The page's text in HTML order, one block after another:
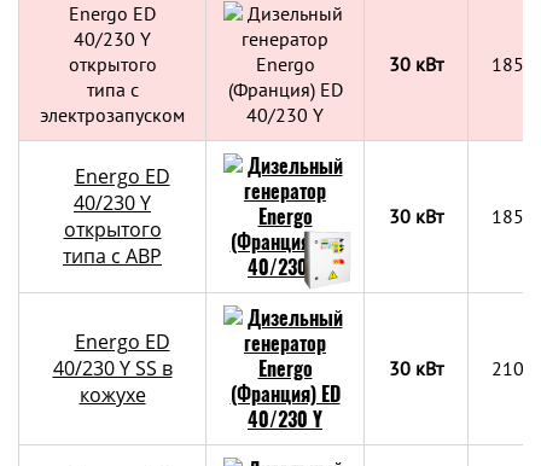
Energo ED
40/230 Y
открытого
типа с
электрозапуском
30 кВт
Energo ED
40/230 Y
открытого
типа с АВР
30 кВт
Energo ED
40/230 Y SS в
кожухе
30 кВт